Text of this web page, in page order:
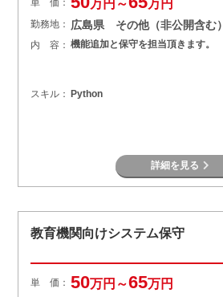
万円～ 万円
勤務地： 広島県 その他（非公開含む）
内 容： 機能追加と保守を担当頂きます。
スキル： Python
詳細を見る
教育機関向けシステム保守
単 価： 50万円～65万円